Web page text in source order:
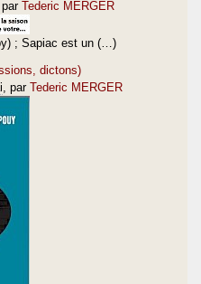
, par Tederic MERGER
; Sapiac est un (…)
dictons)
, par Tederic MERGER